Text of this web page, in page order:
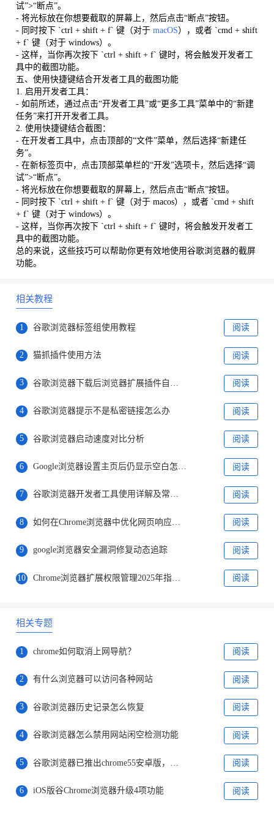
试”>“断点”。
- 将光标放在你想要截取的屏幕上，然后点击“断点”按钮。
- 同时按下 `ctrl + shift + f` 键（对于 macOS），或者 `cmd + shift
+ f` 键（对于 windows）。
- 这样，当你再次按下 `ctrl + shift + f` 键时，将会触发开发者工
具中的截图功能。
五、使用快捷键结合开发者工具的截图功能
1. 启用开发者工具：
- 如前所述，通过点击“开发者工具”或“更多工具”菜单中的“新建
任务”来打开开发者工具。
2. 使用快捷键结合截图：
- 在开发者工具中，点击顶部的“文件”菜单，然后选择“新建任
务”。
- 在新标签页中，点击顶部菜单栏的“开发”选项卡，然后选择“调
试”>“断点”。
- 将光标放在你想要截取的屏幕上，然后点击“断点”按钮。
- 同时按下 `ctrl + shift + f` 键（对于 macos），或者 `cmd + shift
+ f` 键（对于 windows）。
- 这样，当你再次按下 `ctrl + shift + f` 键时，将会触发开发者工
具中的截图功能。
总的来说，这些技巧可以帮助你更有效地使用谷歌浏览器的截屏
功能。
相关教程
1 谷歌浏览器标签组使用教程 阅读
2 猫抓插件使用方法 阅读
3 阅读
4 谷歌浏览器提示不是私密链接怎么办 阅读
5 谷歌浏览器启动速度对比分析 阅读
6 阅读
7 谷歌浏览器开发者工具使用详解及常用功能教学 阅读
8 阅读
9 google浏览器安全漏洞修复动态追踪 阅读
10 Chrome浏览器扩展权限管理2025年指南及技巧 阅读
相关专题
1 chrome如何取消上网导航？ 阅读
2 有什么浏览器可以访问各种网站 阅读
3 谷歌浏览器历史记录怎么恢复 阅读
4 谷歌浏览器怎么禁用网站闲空检测功能 阅读
5 阅读
6 iOS版谷Chrome浏览器升级4项功能 阅读